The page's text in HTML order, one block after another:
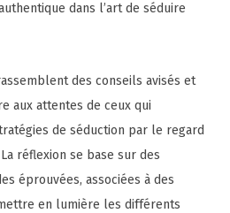
dans l’art de séduire
des conseils avisés et
aux attentes de ceux qui
de séduction par le regard
réflexion se base sur des
éprouvées, associées à des
en lumière les différents